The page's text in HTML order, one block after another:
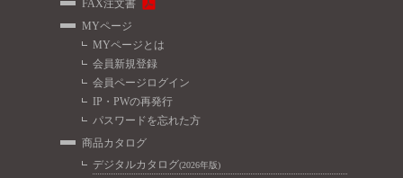
FAX注文書
MYページ
MYページとは
会員新規登録
会員ページログイン
IP・PWの再発行
パスワードを忘れた方
商品カタログ
デジタルカタログ(2026年版)